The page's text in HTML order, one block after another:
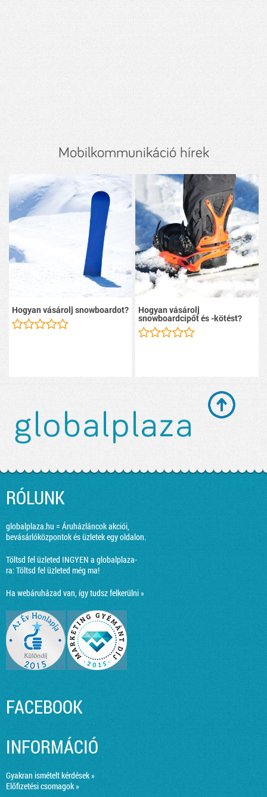
Mobilkommunikáció hírek
Hogyan vásárolj snowboardot? Hogyan vásárolj
snowboardcipőt és -kötést?
RÓLUNK
globalplaza.hu = Áruházláncok akciói,
bevásárlóközpontok és üzletek egy oldalon.
Töltsd fel üzleted INGYEN a globalplaza-
ra:Töltsd fel üzleted még ma!
Ha webáruházad van, így tudsz felkerülni »
FACEBOOK
INFORMÁCIÓ
Gyakran ismételt kérdések »
Előfizetési csomagok »